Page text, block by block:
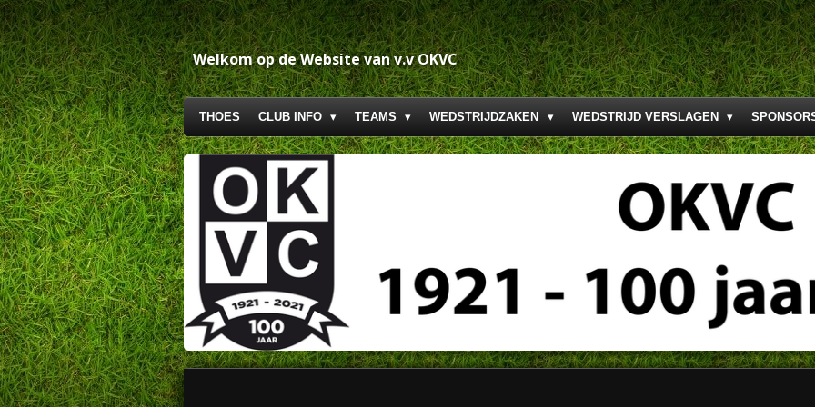
Ga
direct
naar
de
hoofdinhoud
Welkom op de Website van v.v OKVC
THOES CLUB INFO TEAMS WEDSTRIJDZAKEN WEDSTRIJD VERSLAGEN